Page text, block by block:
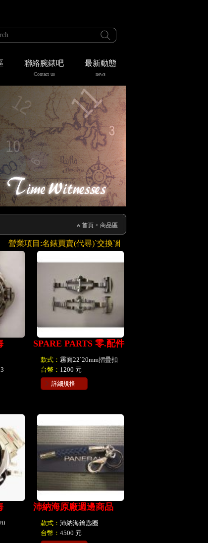
聯絡腕錶吧
Contact us
最新動態
news
首頁 > 商品區
營業項目:名錶買賣(代尋)ˋ交換ˋ維修ˋ寄售,手錶周邊配件(錶
SPARE PARTS 零.配件
款式： 霧面22ˋ20mm摺疊扣
台幣： 1200 元
沛納海原廠週邊商品
款式： 沛納海鑰匙圈
台幣： 4500 元